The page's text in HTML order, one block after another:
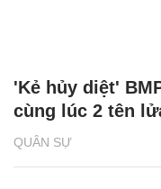
QUÂN SỰ
'Kẻ hủy diệt'
cùng lúc 2 tên